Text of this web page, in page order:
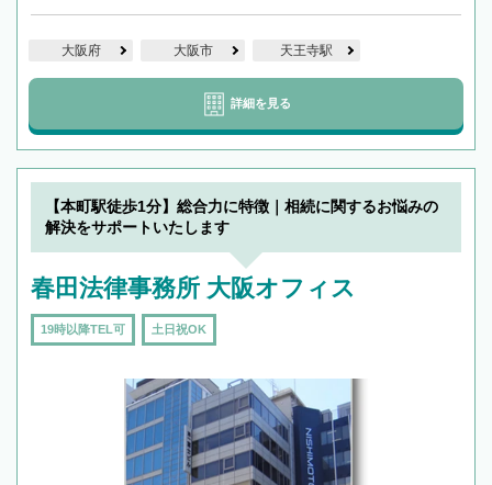
大阪府 大阪市 天王寺駅
詳細を見る
【本町駅徒歩1分】総合力に特徴｜相続に関するお悩みの
解決をサポートいたします
春田法律事務所 大阪オフィス
19時以降TEL可 土日祝OK